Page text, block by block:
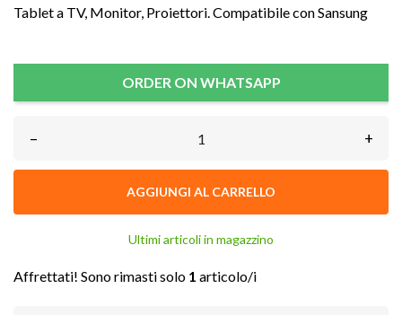
Tablet a TV, Monitor, Proiettori. Compatibile con Sansung
ORDER ON WHATSAPP
– +
AGGIUNGI AL CARRELLO
Ultimi articoli in magazzino
Affrettati! Sono rimasti solo 1 articolo/i